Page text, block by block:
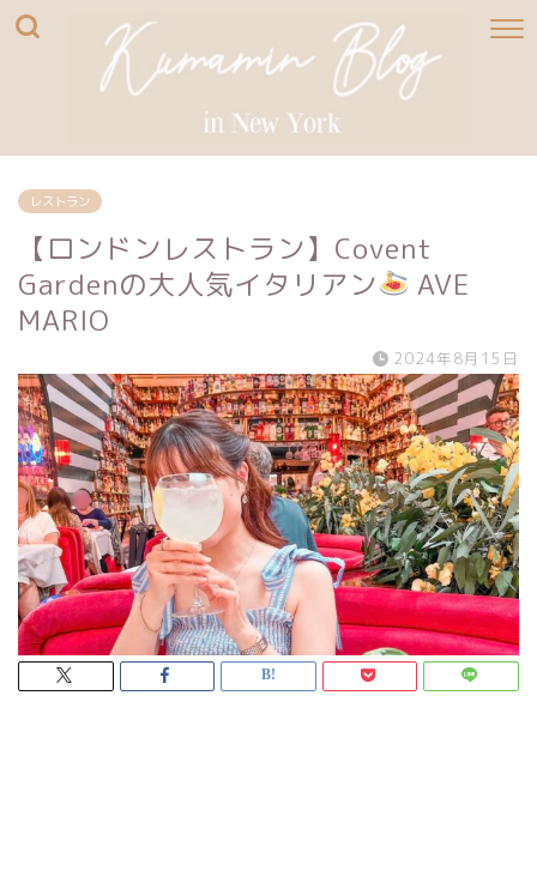
レストラン
【ロンドンレストラン】Covent
Gardenの大人気イタリアン
AVE
MARIO
2024年8月15日